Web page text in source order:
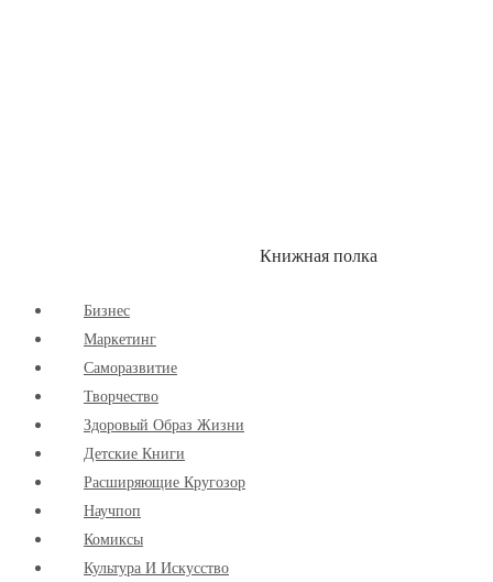
Книжная полка
Бизнес
Маркетинг
Cаморазвитие
Творчество
Здоровый Образ Жизни
Детские Книги
Расширяющие Кругозор
Научпоп
Комиксы
Культура И Искусство